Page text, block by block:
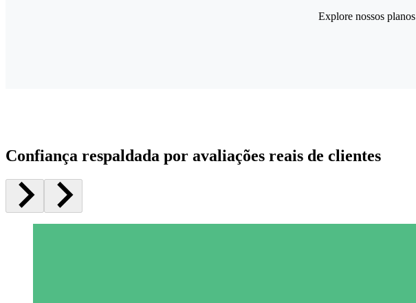
Explore nossos planos
Confiança respaldada por avaliações reais de clientes